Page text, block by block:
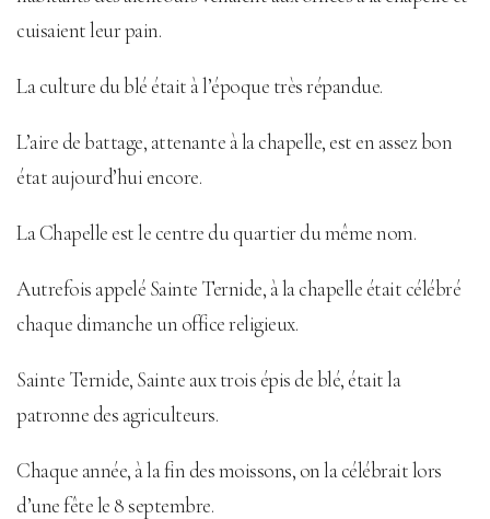
cuisaient leur pain.
La culture du blé était à l’époque très répandue.
L’aire de battage, attenante à la chapelle, est en assez bon
état aujourd’hui encore.
La Chapelle est le centre du quartier du même nom.
Autrefois appelé Sainte Ternide, à la chapelle était célébré
chaque dimanche un office religieux.
Sainte Ternide, Sainte aux trois épis de blé, était la
patronne des agriculteurs.
Chaque année, à la fin des moissons, on la célébrait lors
d’une fête le 8 septembre.